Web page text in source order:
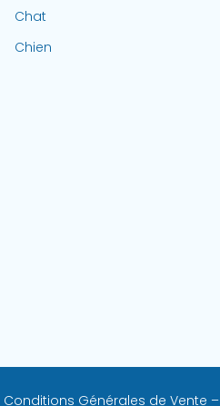
Chat
Chien
Conditions Générales de Vente –